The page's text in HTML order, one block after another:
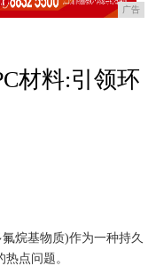
广告
材料:引领环
烷基物质)作为一种持久
点问题。